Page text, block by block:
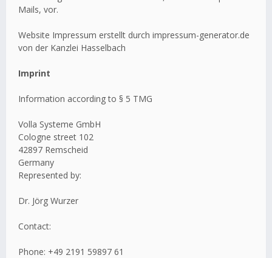
Mails, vor.
Website Impressum erstellt durch impressum-generator.de
von der Kanzlei Hasselbach
Imprint
Information according to § 5 TMG
Volla Systeme GmbH
Cologne street 102
42897 Remscheid
Germany
Represented by:
Dr. Jörg Wurzer
Contact:
Phone: +49 2191 59897 61